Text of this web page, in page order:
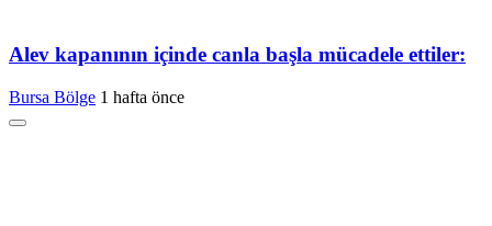
Alev kapanının içinde canla başla mücadele ettiler:
Bursa Bölge 1 hafta önce